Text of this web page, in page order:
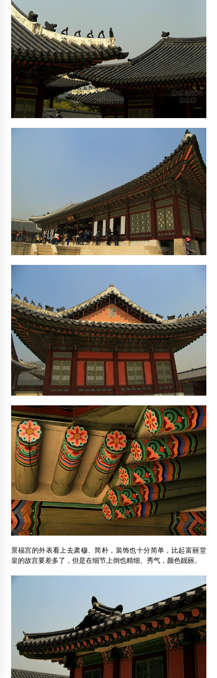
景福宫的外表看上去肃穆、简朴，装饰也十分简单，比起富丽堂
皇的故宫要差多了，但是在细节上倒也精细、秀气，颜色靓丽。